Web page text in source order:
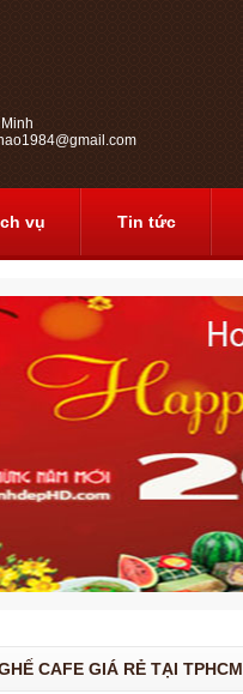
vụ Tin tức
CAFE GIÁ RẺ TẠI TPHCM